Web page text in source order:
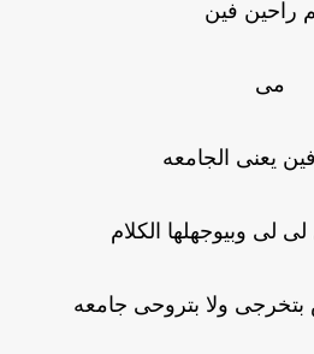
راحين فين
مى
يعنى الجامعه
وبيوجهلها الكلام
ولا بتروحى جامعه